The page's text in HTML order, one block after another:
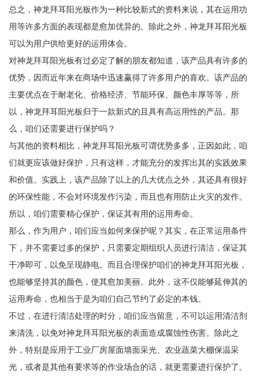
总之，神龙拜耳阳光板作为一种比较新式的资料来说，其在运用功
用等许多方面的表现都是愈加优异的。除此之外，神龙拜耳阳光板
可以为用户供给更好的运用体会。
对神龙拜耳阳光板有过必定了解的朋友都知道，该产品具有许多的
优势，因而近年来在商场中迅速赢得了许多用户的喜欢。该产品的
主要优点在于耐老化、价格经济、节能环保、颜色丰厚等等，所
以，神龙拜耳阳光板归于一款新式的且具有高运用性的产品。那
么，咱们还需要进行保护吗？
与其他的资料相比，神龙拜耳阳光板可谓优势多多，正因如此，咱
们就更应该做好保护，只有这样，才能充分的发挥出其的实践效果
和价值。实践上，该产品除了以上的几大优点之外，其还具有很好
的环保性能，不会对环境发作污染，而且也有用防止火灾的发作。
所以，咱们需要精心保护，保证其有用的运用寿命。
那么，作为用户，咱们应当如何来保护呢？其实，在正常运用条件
下，并不需要过多的保护，只需要定期组织人员进行清洁，保证其
干净即可，以免呈现静电。而且合理保护咱们的神龙拜耳阳光板，
也能够坚持其的颜色，使其愈加美丽。此外，这不仅能够延伸其的
运用寿命，也相当于是为咱们自己节约了必定的本钱。
不过，在进行清洁处理的时分，咱们应当留意，不可以运用清洁剂
来清洗，以免对神龙拜耳阳光板的表面造成腐蚀性伤害。除此之
外，特别是应用于工业厂房屋面墙面采光、农业蔬菜大棚保温采
光，或者是其他有要求等的作业场合的话，就更需要进行保护了。